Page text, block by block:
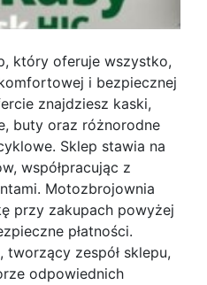
który oferuje wszystko,
i bezpiecznej
znajdziesz kaski,
buty oraz różnorodne
Sklep stawia na
współpracując z
Motozbrojownia
przy zakupach powyżej
płatności.
zespół sklepu,
odpowiednich